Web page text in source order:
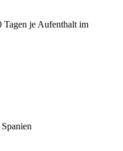
Tagen je Aufenthalt im